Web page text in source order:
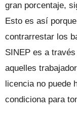
gran porcentaje,
Esto es así
contrarrestar los
SINEP es a
aquelles
licencia no puede
condiciona para